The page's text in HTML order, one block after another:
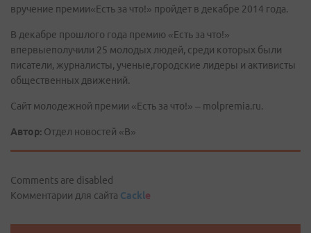
вручение премии«Есть за что!» пройдет в декабре 2014 года.
В декабре прошлого года премию «Есть за что!»
впервыеполучили 25 молодых людей, среди которых были
писатели, журналисты, ученые,городские лидеры и активисты
общественных движений.
Сайт молодежной премии «Есть за что!» – molpremia.ru.
Автор: Отдел новостей «В»
Comments are disabled
Комментарии для сайта Cackle